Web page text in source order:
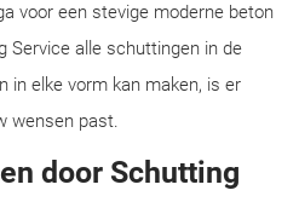
voor een stevige moderne beton
Service alle schuttingen in de
in elke vorm kan maken, is er
wensen past.
door Schutting